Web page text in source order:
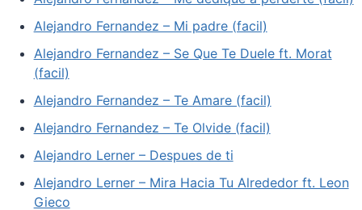
Alejandro Fernandez – Mi padre (facil)
Alejandro Fernandez – Se Que Te Duele ft. Morat
(facil)
Alejandro Fernandez – Te Amare (facil)
Alejandro Fernandez – Te Olvide (facil)
Alejandro Lerner – Despues de ti
Alejandro Lerner – Mira Hacia Tu Alrededor ft. Leon
Gieco